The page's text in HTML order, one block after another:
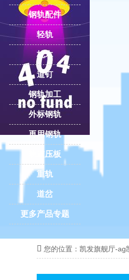
 您的位置： 凯发旗舰厅-ag
钢轨配件
轻轨
枕木
道钉
钢轨加工
外标钢轨
再用钢轨
轨道压板
重轨
道岔
更多产品专题